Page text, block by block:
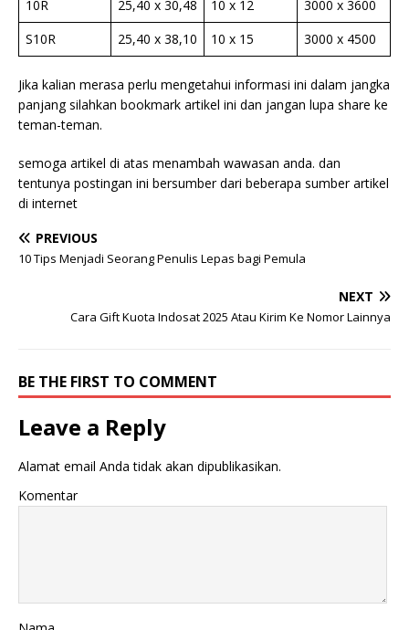
10R
25,40 x 30,48 10 x 12
3000 x 3600
S10R
25,40 x 38,10 10 x 15 3000 x 4500
Jika kalian merasa perlu mengetahui informasi ini dalam jangka
panjang silahkan bookmark artikel ini dan jangan lupa share ke
teman-teman.
semoga artikel di atas menambah wawasan anda. dan
tentunya postingan ini bersumber dari beberapa sumber artikel
di internet
PREVIOUS
10 Tips Menjadi Seorang Penulis Lepas bagi Pemula
NEXT
Cara Gift Kuota Indosat 2025 Atau Kirim Ke Nomor Lainnya
BE THE FIRST TO COMMENT
Leave a Reply
Alamat email Anda tidak akan dipublikasikan.
Komentar